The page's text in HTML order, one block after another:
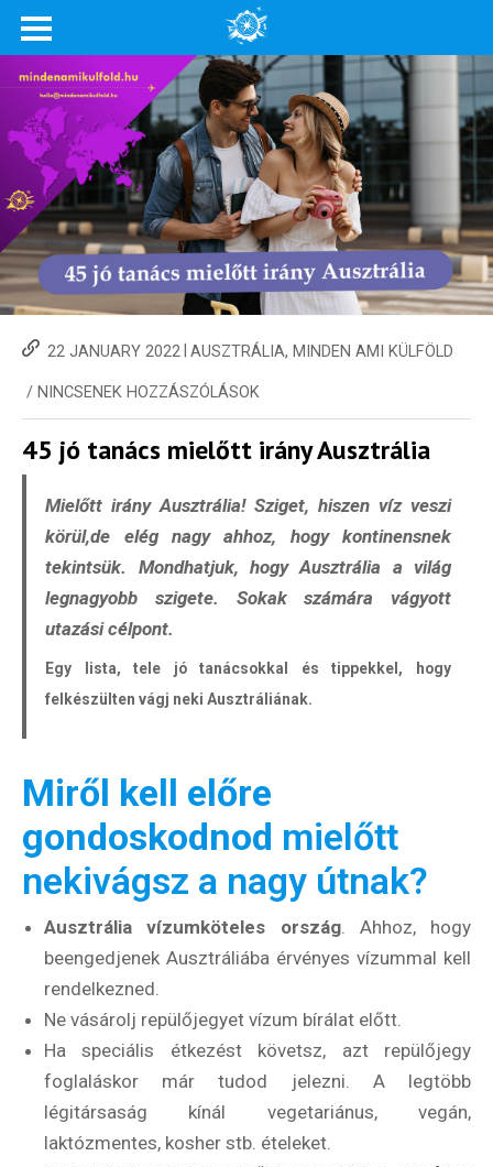
22 JANUARY 2022 AUSZTRÁLIA, MINDEN AMI KÜLFÖLD
/ NINCSENEK HOZZÁSZÓLÁSOK
45 jó tanács mielőtt irány Ausztrália
Mielőtt irány Ausztrália! Sziget, hiszen víz veszi
körül,de elég nagy ahhoz, hogy kontinensnek
tekintsük. Mondhatjuk, hogy Ausztrália a világ
legnagyobb szigete. Sokak számára vágyott
utazási célpont.
Egy lista, tele jó tanácsokkal és tippekkel, hogy
felkészülten vágj neki Ausztráliának.
Miről kell előre
gondoskodnod mielőtt
nekivágsz a nagy útnak?
Ausztrália vízumköteles ország. Ahhoz, hogy
beengedjenek Ausztráliába érvényes vízummal kell
rendelkezned.
Ne vásárolj repülőjegyet vízum bírálat előtt.
Ha speciális étkezést követsz, azt repülőjegy
foglaláskor már tudod jelezni. A legtöbb
légitársaság kínál vegetariánus, vegán,
laktózmentes, kosher stb. ételeket.